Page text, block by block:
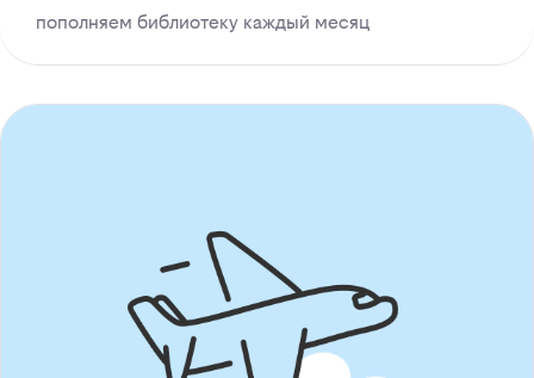
пополняем библиотеку каждый месяц